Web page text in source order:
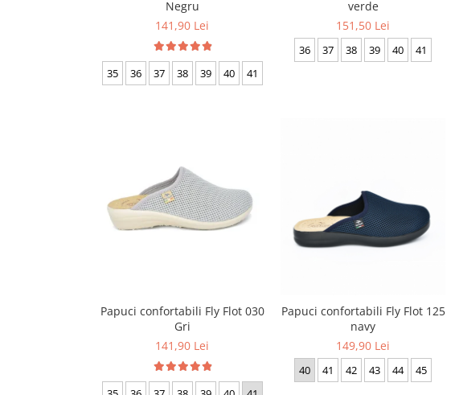
Negru
141,90 Lei
35 36 37 38 39 40 41
verde
151,50 Lei
36 37 38 39 40 41
Papuci confortabili Fly Flot 030
Gri
141,90 Lei
Papuci confortabili Fly Flot 125
navy
149,90 Lei
40 41 42 43 44 45